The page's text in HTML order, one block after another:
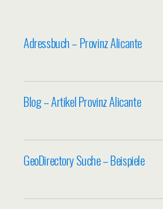
Adressbuch – Provinz Alicante
Blog – Artikel Provinz Alicante
GeoDirectory Suche – Beispiele